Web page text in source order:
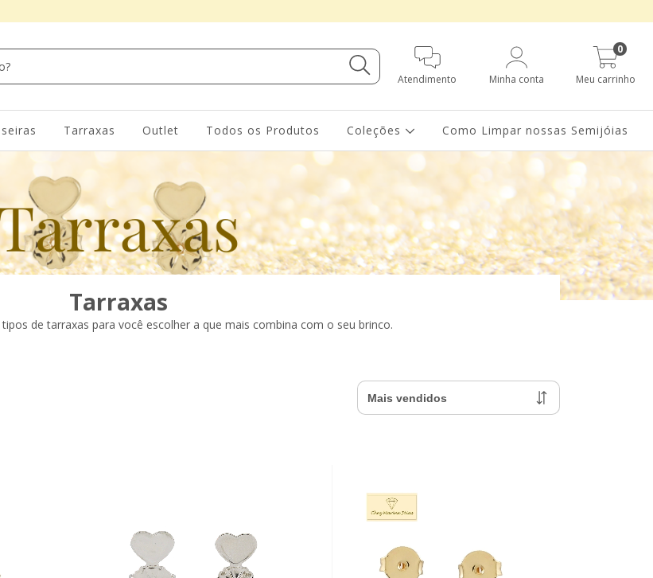
Atendimento Minha conta Meu carrinho
0
Tarraxas Outlet Todos os Produtos Coleções Como Limpar nossas Semijóias
Tarraxas
de tarraxas para você escolher a que mais combina com o seu brinco.